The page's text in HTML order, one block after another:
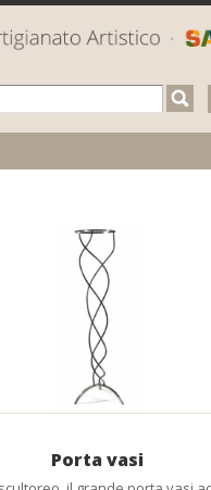
Skip to
main
content
Porta vasi